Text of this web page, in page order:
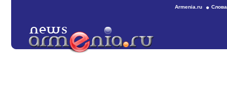
Armenia.ru